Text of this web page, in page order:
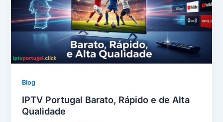
Blog
IPTV Portugal Barato, Rápido e de Alta
Qualidade